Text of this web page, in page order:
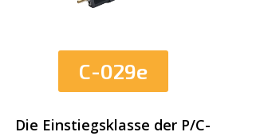
C-029e
Die Einstiegsklasse der P/C-